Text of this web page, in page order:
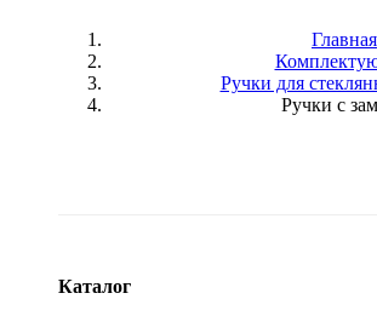
Главная
Ручки для
Ручки с
Каталог